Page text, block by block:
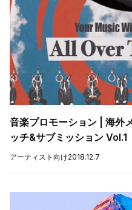
音楽プロモーション | 海外
ッチ&サブミッション Vol.1
アーティスト向け2018.12.7